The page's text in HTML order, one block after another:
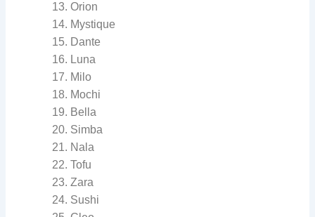
Orion
Mystique
Dante
Luna
Milo
Mochi
Bella
Simba
Nala
Tofu
Zara
Sushi